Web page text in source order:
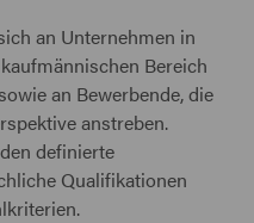
an Unternehmen in
Bereich
an Bewerbende, die
anstreben.
definierte
Qualifikationen